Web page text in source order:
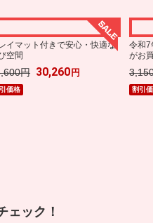
細を見る
イマット付きで安心・快適な
空間
円 30,260 円
価格
令和
がお
割引
ェック！